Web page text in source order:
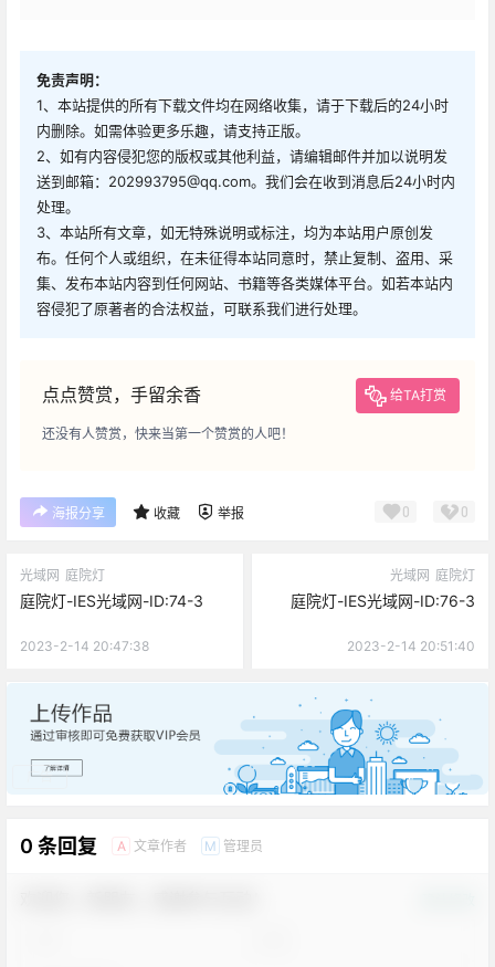
免责声明：
1、本站提供的所有下载文件均在网络收集，请于下载后的24小时
内删除。如需体验更多乐趣，请支持正版。
2、如有内容侵犯您的版权或其他利益，请编辑邮件并加以说明发
送到邮箱：202993795@qq.com。我们会在收到消息后24小时内
处理。
3、本站所有文章，如无特殊说明或标注，均为本站用户原创发
布。任何个人或组织，在未征得本站同意时，禁止复制、盗用、采
集、发布本站内容到任何网站、书籍等各类媒体平台。如若本站内
容侵犯了原著者的合法权益，可联系我们进行处理。
点点赞赏，手留余香 给TA打赏
还没有人赞赏，快来当第一个赞赏的人吧！
海报分享 收藏 举报 0 0
光域网 庭院灯
庭院灯-IES光域网-ID:74-3
2023-2-14 20:47:38
光域网 庭院灯
庭院灯-IES光域网-ID:76-3
2023-2-14 20:51:40
广告
0 条回复 A 文章作者 M 管理员